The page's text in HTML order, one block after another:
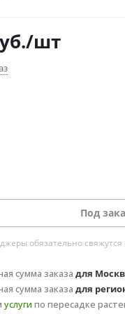
этого
как персидская
/шт
Под
обязательно свяжутся
сумма заказа для
сумма заказа для
услуги по пересадке